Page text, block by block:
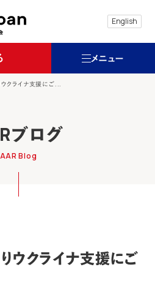
English
メニュー
クライナ支援にご...
ブログ
AAR Blog
ウクライナ支援にご